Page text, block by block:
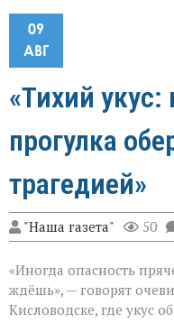
09
АВГ
«Тихий
прогулка
трагедией»
"Наша газета" 50
«Иногда опасность
ждёшь», — говорят
Кисловодске, где укус